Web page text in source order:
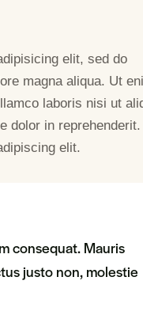
elit, sed do
magna aliqua. Ut
laboris nisi ut
dolor in reprehenderit.
elit.
consequat. Mauris
justo non, molestie